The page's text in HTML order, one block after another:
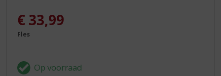
€ 33,99
Fles